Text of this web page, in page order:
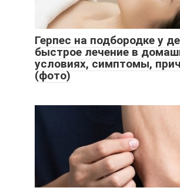
Герпес на подбородке у
быстрое лечение в
условиях, симптомы,
(фото)